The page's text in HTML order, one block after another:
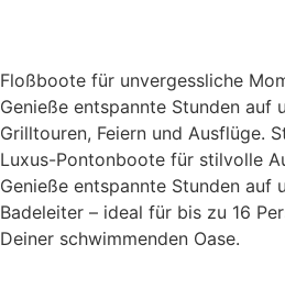
Floßboote für unvergessliche
Genieße entspannte Stunden
Grilltouren, Feiern und Ausflüge.
Luxus-Pontonboote für stilvolle
Genieße entspannte Stunden auf
Badeleiter – ideal für bis zu 16
Deiner schwimmenden Oase.